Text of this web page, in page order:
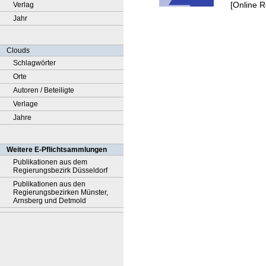
Verlag
Jahr
Clouds
Schlagwörter
Orte
Autoren / Beteiligte
Verlage
Jahre
Weitere E-Pflichtsammlungen
Publikationen aus dem
Regierungsbezirk Düsseldorf
Publikationen aus den
Regierungsbezirken Münster,
Arnsberg und Detmold
[Online